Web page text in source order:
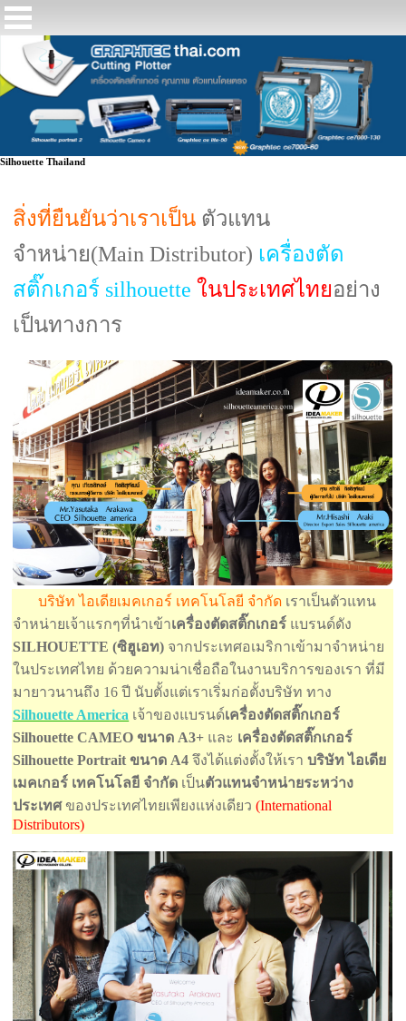
Silhouette Thailand
สิ่งที่ยืนยันว่าเราเป็น ตัวแทน
จำหน่าย(Main Distributor) เครื่องตัด
สติ๊กเกอร์ silhouette ในประเทศไทยอย่าง
เป็นทางการ
บริษัท ไอเดียเมคเกอร์ เทคโนโลยี จำกัด เราเป็นตัวแทน
จำหน่ายเจ้าแรกๆที่นำเข้าเครื่องตัดสติ๊กเกอร์ แบรนด์ดัง
SILHOUETTE (ซิฮูเอท) จากประเทศอเมริกาเข้ามาจำหน่าย
ในประเทศไทย ด้วยความน่าเชื่อถือในงานบริการของเรา ที่มี
มายาวนานถึง 16 ปี นับตั้งแต่เราเริ่มก่อตั้งบริษัท ทาง
Silhouette America เจ้าของแบรนด์เครื่องตัดสติ๊กเกอร์
Silhouette CAMEO ขนาด A3+ และ เครื่องตัดสติ๊กเกอร์
Silhouette Portrait ขนาด A4จึงได้แต่งตั้งให้เราบริษัท ไอเดีย
เมคเกอร์ เทคโนโลยี จำกัด เป็นตัวแทนจำหน่ายระหว่าง
ประเทศของประเทศไทยเพียงแห่งเดียว(International
Distributors)